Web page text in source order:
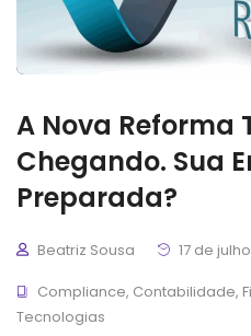
A Nova Reforma
Chegando. Sua
Preparada?
Beatriz Sousa
17 de
Compliance, Contabilidade,
Tecnologias